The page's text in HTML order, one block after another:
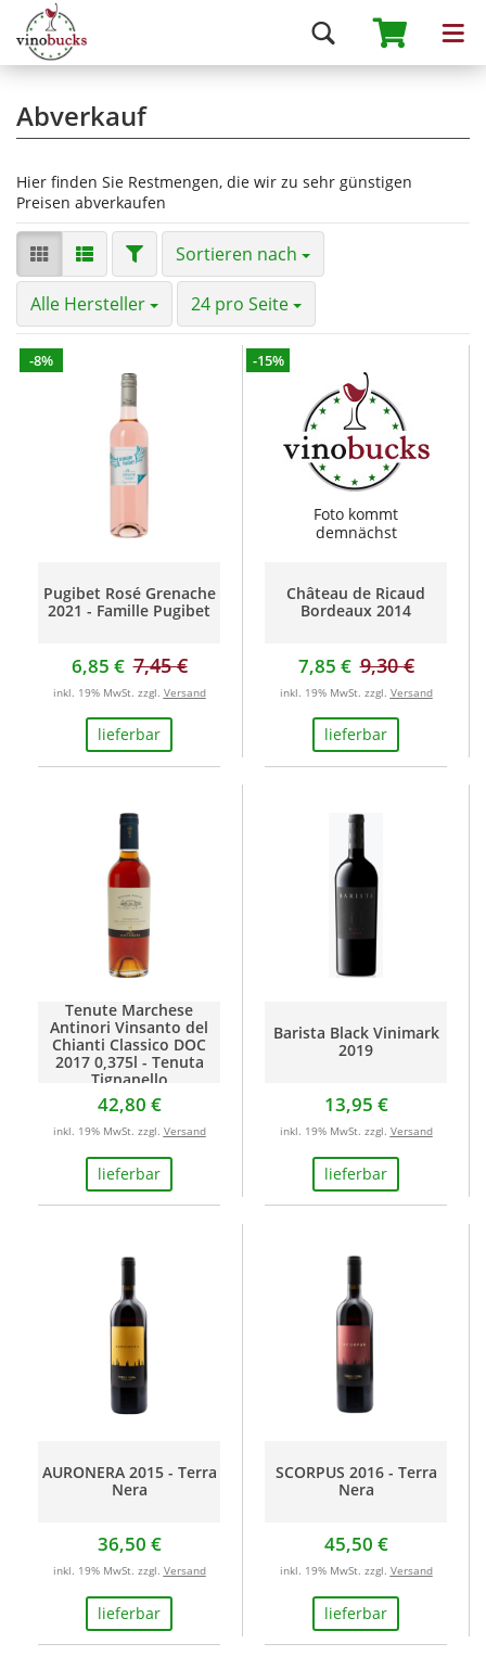
Abverkauf
Hier finden Sie Restmengen, die wir zu sehr günstigen
Preisen abverkaufen
Sortieren nach
Alle Hersteller 24 pro Seite
-8%
Pugibet Rosé Grenache
2021 - Famille Pugibet
6,85 € 7,45 €
lieferbar
inkl. 19% MwSt. zzgl. Versand
Foto kommt
demnächst
-15%
Château de Ricaud
Bordeaux 2014
7,85 € 9,30 €
lieferbar
inkl. 19% MwSt. zzgl. Versand
Tenute Marchese
Antinori Vinsanto del
Chianti Classico DOC
2017 0,375l - Tenuta
Tignanello
42,80 €
lieferbar
inkl. 19% MwSt. zzgl. Versand
Barista Black Vinimark
2019
13,95 €
lieferbar
inkl. 19% MwSt. zzgl. Versand
AURONERA 2015 - Terra
Nera
36,50 €
lieferbar
inkl. 19% MwSt. zzgl. Versand
SCORPUS 2016 - Terra
Nera
45,50 €
lieferbar
inkl. 19% MwSt. zzgl. Versand